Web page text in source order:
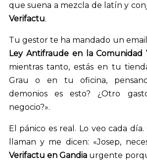
que suena a mezcla de latín y
Verifactu.
Tu gestor te ha mandado un
Ley Antifraude en la Comunidad
mientras tanto, estás en tu
Grau o en tu oficina,
demonios es esto? ¿Otro
negocio?».
El pánico es real. Lo veo cada
llaman y me dicen: «Josep,
Verifactu en Gandia urgente